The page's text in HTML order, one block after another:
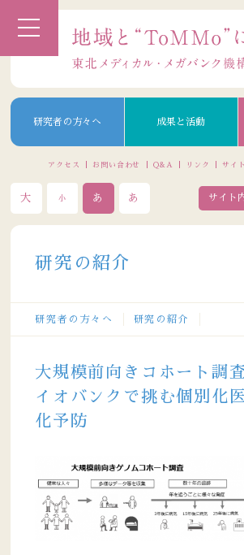
研究者の方々へ 成果と活動
アクセス お問い合わせ Q&A リンク サイ
大 小 あ あ
研究の紹介
研究者の方々へ 研究の紹介
大規模前向きコホート調
イオバンクで挑む個別化
化予防